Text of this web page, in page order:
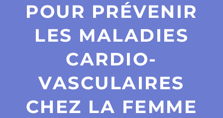
POUR PRÉVENIR
LES MALADIES
CARDIO-
VASCULAIRES
CHEZ LA FEMME